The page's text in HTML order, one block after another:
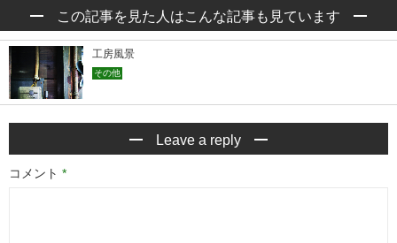
この記事を見た人はこんな記事も見ています
工房風景
その他
Leave a reply
コメント *